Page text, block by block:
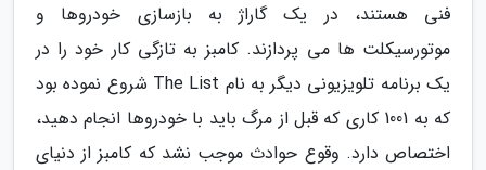
فنی هستند، در یک گاراژ به بازسازی خودروها و
موتورسیکلت ها می پردازند. کامبز به تازگی کار خود را در
یک برنامه تلویزیونی دیگر به نام The List شروع نموده بود
که به 1001 کاری که قبل از مرگ باید با خودروها انجام دهید،
اختصاص دارد. وقوع حوادث موجب نشد که کامبز از دنیای